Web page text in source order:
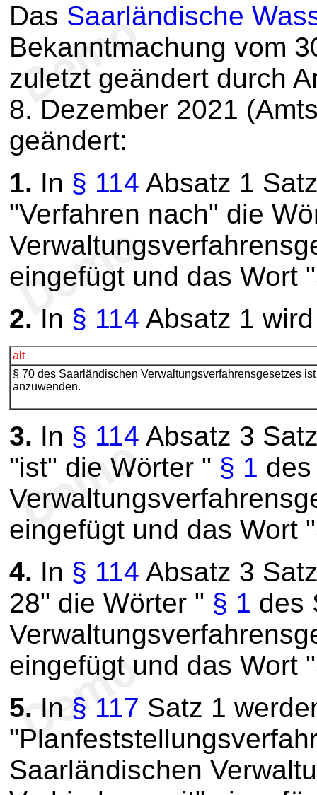
Das Saarländische
Bekanntmachung vom
zuletzt geändert durch
8. Dezember 2021
geändert:
1. In § 114 Absatz 1
"Verfahren nach" die
eingefügt und das Wort
2. In § 114 Absatz 1
alt
§ 70 des Saarländischen Verwaltungsverfahrensgesetzes
anzuwenden.
3. In § 114 Absatz 3
"ist" die Wörter " § 1
eingefügt und das Wort
4. In § 114 Absatz 3
28" die Wörter " § 1 des
eingefügt und das Wort
5. In § 117 Satz 1
Saarländischen